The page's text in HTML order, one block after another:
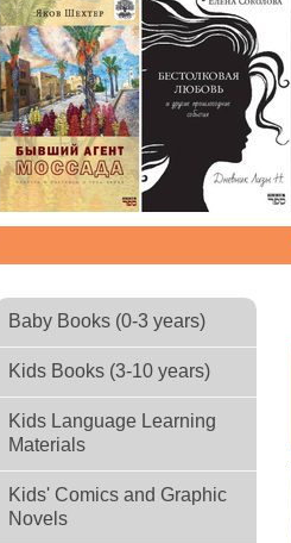
Baby Books (0-3 years)
Kids Books (3-10 years)
Kids Language Learning
Materials
Kids' Comics and Graphic
Novels